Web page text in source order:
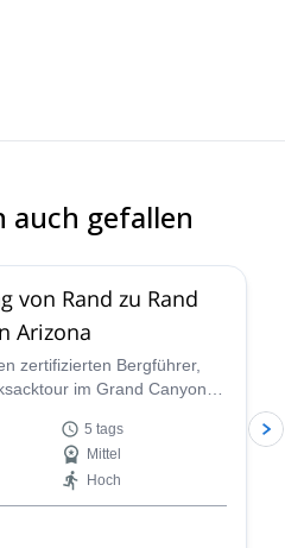
auch gefallen5.0
von Rand zu Rand
Arizona
zertifizierten Bergführer,
im Grand Canyon!
5 tags
Mittel
Hoch